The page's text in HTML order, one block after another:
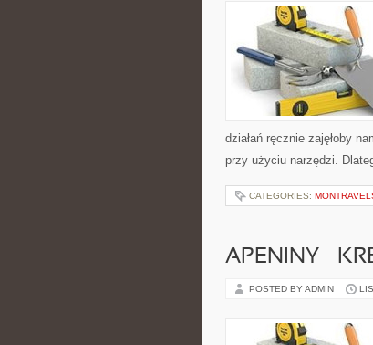
działań ręcznie zajęłoby
przy użyciu narzędzi.
CATEGORIES:
APENINY –
POSTED BY ADMIN